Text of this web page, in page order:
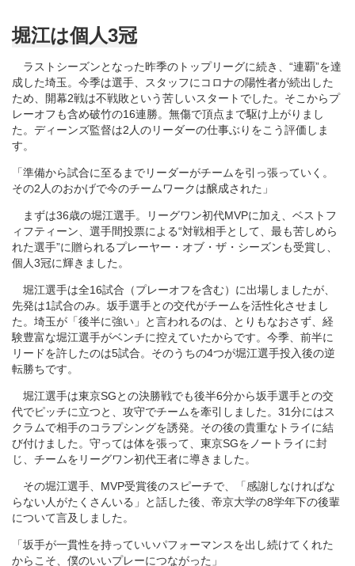
堀江は個人3冠
ラストシーズンとなった昨季のトップリーグに続き、“連覇”を達
成した埼玉。今季は選手、スタッフにコロナの陽性者が続出した
ため、開幕2戦は不戦敗という苦しいスタートでした。そこからプ
レーオフも含め破竹の16連勝。無傷で頂点まで駆け上がりまし
た。ディーンズ監督は2人のリーダーの仕事ぶりをこう評価しま
す。
「準備から試合に至るまでリーダーがチームを引っ張っていく。
その2人のおかげで今のチームワークは醸成された」
まずは36歳の堀江選手。リーグワン初代MVPに加え、ベストフ
ィフティーン、選手間投票による“対戦相手として、最も苦しめら
れた選手”に贈られるプレーヤー・オブ・ザ・シーズンも受賞し、
個人3冠に輝きました。
堀江選手は全16試合（プレーオフを含む）に出場しましたが、
先発は1試合のみ。坂手選手との交代がチームを活性化させまし
た。埼玉が「後半に強い」と言われるのは、とりもなおさず、経
験豊富な堀江選手がベンチに控えていたからです。今季、前半に
リードを許したのは5試合。そのうちの4つが堀江選手投入後の逆
転勝ちです。
堀江選手は東京SGとの決勝戦でも後半6分から坂手選手との交
代でピッチに立つと、攻守でチームを牽引しました。31分にはス
クラムで相手のコラプシングを誘発。その後の貴重なトライに結
び付けました。守っては体を張って、東京SGをノートライに封
じ、チームをリーグワン初代王者に導きました。
その堀江選手、MVP受賞後のスピーチで、「感謝しなければな
らない人がたくさんいる」と話した後、帝京大学の8学年下の後輩
について言及しました。
「坂手が一貫性を持っていいパフォーマンスを出し続けてくれた
からこそ、僕のいいプレーにつながった」